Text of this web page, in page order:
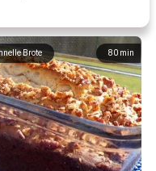
80 min
Brote